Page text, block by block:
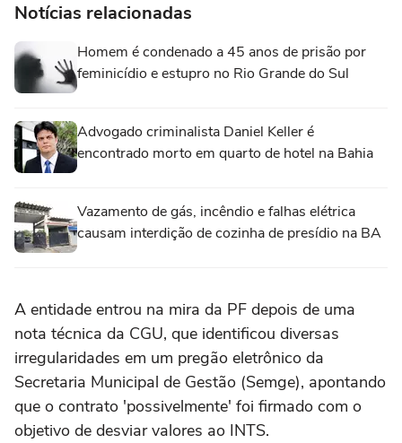
Notícias relacionadas
Homem é condenado a 45 anos de prisão por
feminicídio e estupro no Rio Grande do Sul
Advogado criminalista Daniel Keller é
encontrado morto em quarto de hotel na Bahia
Vazamento de gás, incêndio e falhas elétrica
causam interdição de cozinha de presídio na BA
A entidade entrou na mira da PF depois de uma
nota técnica da CGU, que identificou diversas
irregularidades em um pregão eletrônico da
Secretaria Municipal de Gestão (Semge), apontando
que o contrato 'possivelmente' foi firmado com o
objetivo de desviar valores ao INTS.